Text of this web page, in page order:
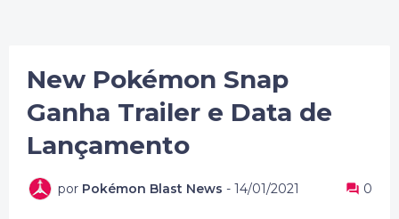
New Pokémon Snap
Ganha Trailer e Data de
Lançamento
por Pokémon Blast News - 14/01/2021 0